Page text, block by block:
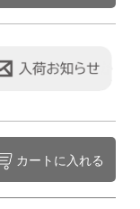
カートに入れる